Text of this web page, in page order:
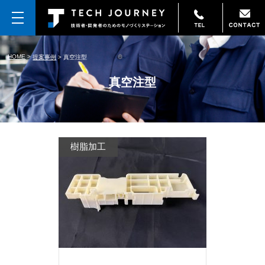
HOME >提案事例 >真空注型
真空注型
樹脂加工